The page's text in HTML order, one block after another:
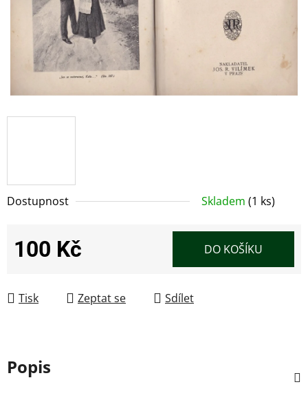
Dostupnost Skladem (1 ks)
100 Kč DO KOŠÍKU
Tisk Zeptat se Sdílet
Popis